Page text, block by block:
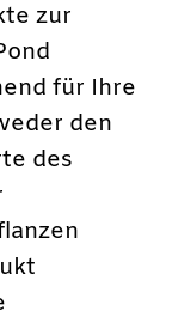
zur
für Ihre
den
des